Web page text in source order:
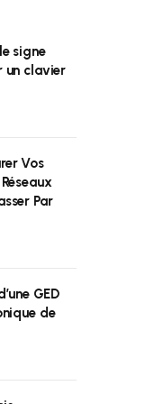
signe
un clavier
Vos
Par
GED
de